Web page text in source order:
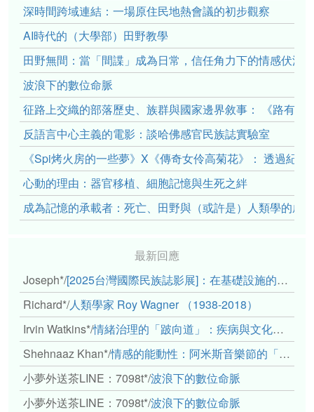
深時間跨域連結：一場原住民地熱會議的初步觀察
AI時代的（大學部）田野教學
田野無間：當「間諜」成為日常，信任角力下的情感伏流
波浪下的數位命脈
征路上交織的部落歷史、族群與國家邊界敘事： 《路有
反語言中心主義的電影：談哈佛感官民族誌實驗室
《Spi烤火房的一些夢》X《傳奇女伶高菊花》： 透過紀
心動的理由：器官移植、細胞記憶與生死之絆
成為記憶的承載者：死亡、田野與（或許是）人類學的成
最新回應
Joseph*/[2025台灣國際民族誌影展]：在基礎設施的邊緣，聆聽人的呼吸
Richard*/人類學家 Roy Wagner （1938-2018）
Irvin Watkins*/情緒治理的「跛向道」：疾病與文化象徵的轉變舉例
Shehnaaz Khan*/情感的能動性：阿米斯音樂節的「對話觀察」
小夢外送茶LINE：7098t*/波浪下的數位命脈
小夢外送茶LINE：7098t*/波浪下的數位命脈